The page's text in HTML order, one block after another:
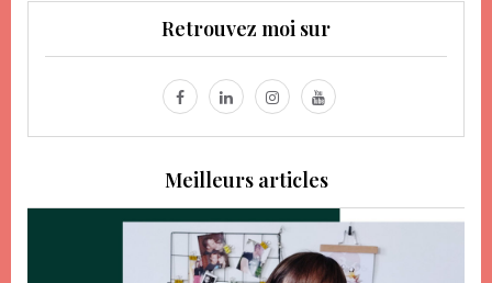
Retrouvez moi sur
Meilleurs articles